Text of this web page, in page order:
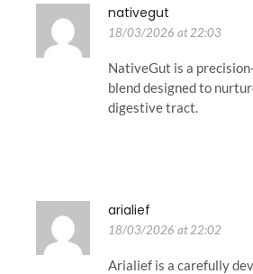
nativegut
18/03/2026 at 22:03
NativeGut is a
blend designed to
digestive tract.
arialief
18/03/2026 at 22:02
Arialief is a carefully